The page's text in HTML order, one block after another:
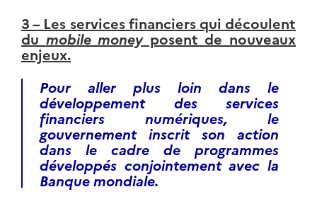
3 – Les services financiers qui découlent
du mobile moneyposent de nouveaux
enjeux.
Pour aller plus loin dans le
développement des services
financiers numériques, le
gouvernement inscrit son action
dans le cadre de programmes
développés conjointement avec la
Banque mondiale.